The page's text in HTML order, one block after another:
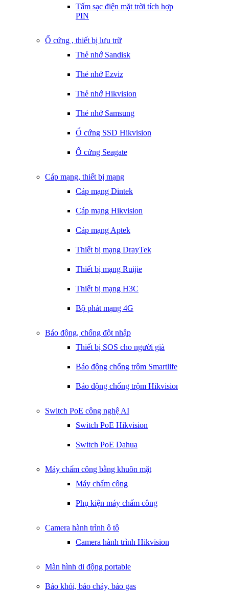
Tấm sạc điện mặt trời tích hợp
PIN
Ổ cứng , thiết bị lưu trữ
Thẻ nhớ Sandisk
Thẻ nhớ Ezviz
Thẻ nhớ Hikvision
Thẻ nhớ Samsung
Ổ cứng SSD Hikvision
Ổ cứng Seagate
Cáp mạng, thiết bị mạng
Cáp mạng Dintek
Cáp mạng Hikvision
Cáp mạng Aptek
Thiết bị mạng DrayTek
Thiết bị mạng Ruijie
Thiết bị mạng H3C
Bộ phát mạng 4G
Báo động, chống đột nhập
Thiết bị SOS cho người già
Báo động chống trộm Smartlife
Báo động chống trộm Hikvision
Switch PoE công nghệ AI
Switch PoE Hikvision
Switch PoE Dahua
Máy chấm công bằng khuôn mặt
Máy chấm công
Phụ kiện máy chấm công
Camera hành trình ô tô
Camera hành trình Hikvision
Màn hình di động portable
Báo khói, báo cháy, báo gas